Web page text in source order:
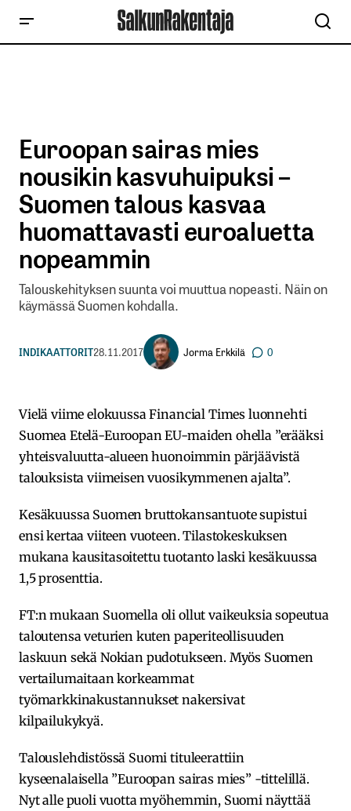
Euroopan sairas mies
nousikin kasvuhuipuksi –
Suomen talous kasvaa
huomattavasti euroaluetta
nopeammin
Talouskehityksen suunta voi muuttua nopeasti. Näin on
käymässä Suomen kohdalla.
INDIKAATTORIT28.11.2017 Jorma Erkkilä 0
Vielä viime elokuussa Financial Times luonnehti
Suomea Etelä-Euroopan EU-maiden ohella ”erääksi
yhteisvaluutta-alueen huonoimmin pärjäävistä
talouksista viimeisen vuosikymmenen ajalta”.
Kesäkuussa Suomen bruttokansantuote supistui
ensi kertaa viiteen vuoteen. Tilastokeskuksen
mukana kausitasoitettu tuotanto laski kesäkuussa
1,5 prosenttia.
FT:n mukaan Suomella oli ollut vaikeuksia sopeutua
taloutensa veturien kuten paperiteollisuuden
laskuun sekä Nokian pudotukseen. Myös Suomen
vertailumaitaan korkeammat
työmarkkinakustannukset nakersivat
kilpailukykyä.
Talouslehdistössä Suomi tituleerattiin
kyseenalaisella ”Euroopan sairas mies” -tittelillä.
Nyt alle puoli vuotta myöhemmin, Suomi näyttää